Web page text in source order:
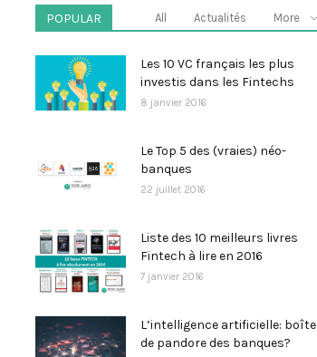
POPULAR All Actualités More
Les 10 VC français les plus
investis dans les Fintechs
8 janvier 2016
Le Top 5 des (vraies) néo-
banques
22 juillet 2016
Liste des 10 meilleurs livres
Fintech à lire en 2016
7 janvier 2016
L’intelligence artificielle: boîte
de pandore des banques?